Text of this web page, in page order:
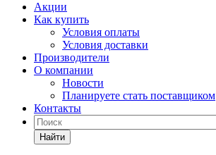
Акции
Как купить
Условия оплаты
Условия доставки
Производители
О компании
Новости
Планируете стать поставщиком
Контакты
Найти